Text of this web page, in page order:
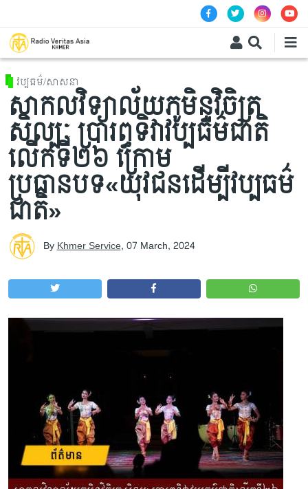
វប្បធម៌/សាសនា
សាកលវិទ្យាល័យភូមិន្ទវិចិត្រ
សិល្បៈ ប្រារព្ធទិវាវប្បធម៌ជាតិ
លើកទី២៦ ក្រោម
ប្រធានបទ«យុវជនដើម្បីវប្បធម៌
ជាតិ»
ByKhmer Service, 07 March, 2024